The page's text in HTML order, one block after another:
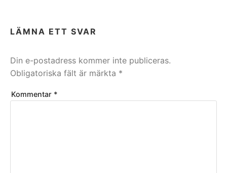
LÄMNA ETT SVAR
Din e-postadress kommer inte publiceras.
Obligatoriska fält är märkta *
Kommentar *